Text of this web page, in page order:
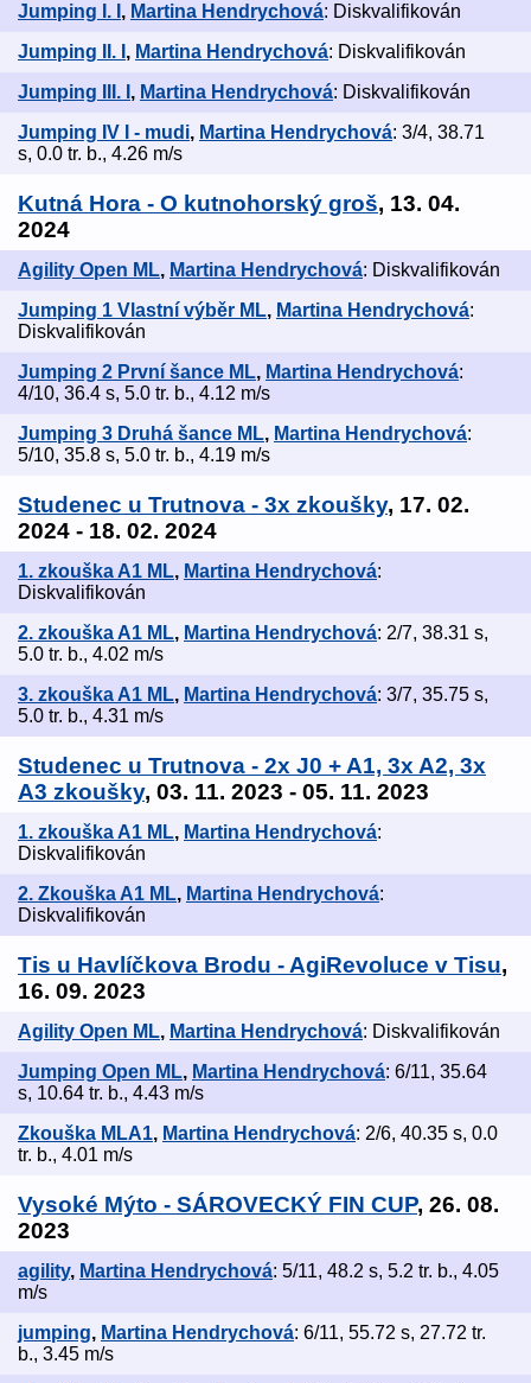
Jumping I. I , Martina Hendrychová: Diskvalifikován
Jumping II. I , Martina Hendrychová: Diskvalifikován
Jumping III. I , Martina Hendrychová: Diskvalifikován
Jumping IV I - mudi, Martina Hendrychová: 3/4, 38.71
s, 0.0 tr. b., 4.26 m/s
Kutná Hora - O kutnohorský groš, 13. 04.
2024
Agility Open ML, Martina Hendrychová: Diskvalifikován
Jumping 1 Vlastní výběr ML, Martina Hendrychová:
Diskvalifikován
Jumping 2 První šance ML, Martina Hendrychová:
4/10, 36.4 s, 5.0 tr. b., 4.12 m/s
Jumping 3 Druhá šance ML, Martina Hendrychová:
5/10, 35.8 s, 5.0 tr. b., 4.19 m/s
Studenec u Trutnova - 3x zkoušky, 17. 02.
2024 - 18. 02. 2024
1. zkouška A1 ML, Martina Hendrychová:
Diskvalifikován
2. zkouška A1 ML, Martina Hendrychová: 2/7, 38.31 s,
5.0 tr. b., 4.02 m/s
3. zkouška A1 ML, Martina Hendrychová: 3/7, 35.75 s,
5.0 tr. b., 4.31 m/s
Studenec u Trutnova - 2x J0 + A1, 3x A2, 3x
A3 zkoušky, 03. 11. 2023 - 05. 11. 2023
1. zkouška A1 ML, Martina Hendrychová:
Diskvalifikován
2. Zkouška A1 ML, Martina Hendrychová:
Diskvalifikován
Tis u Havlíčkova Brodu - AgiRevoluce v Tisu,
16. 09. 2023
Agility Open ML, Martina Hendrychová: Diskvalifikován
Jumping Open ML, Martina Hendrychová: 6/11, 35.64
s, 10.64 tr. b., 4.43 m/s
Zkouška MLA1, Martina Hendrychová: 2/6, 40.35 s, 0.0
tr. b., 4.01 m/s
Vysoké Mýto - SÁROVECKÝ FIN CUP, 26. 08.
2023
agility, Martina Hendrychová: 5/11, 48.2 s, 5.2 tr. b., 4.05
m/s
jumping, Martina Hendrychová: 6/11, 55.72 s, 27.72 tr.
b., 3.45 m/s